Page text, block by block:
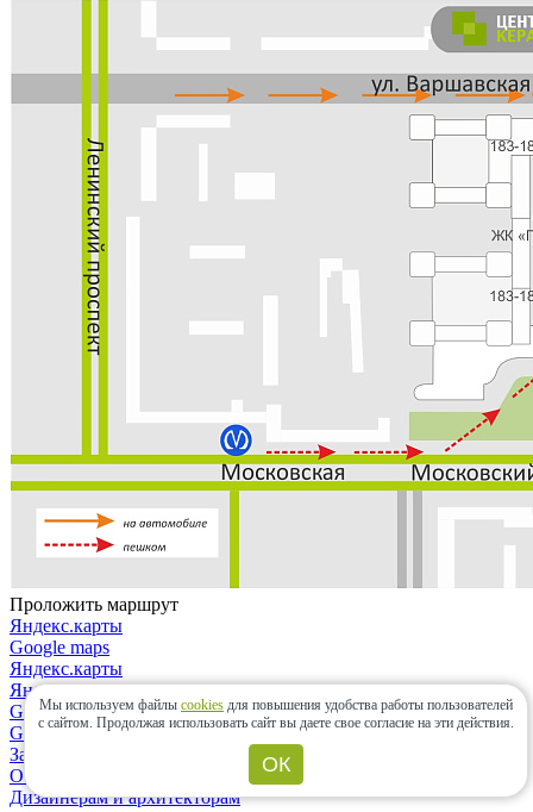
Проложить маршрут
Яндекс.карты
Google maps
Яндекс.карты
Яндекс.навигатор
Google maps
Google maps
Закрыть
О компании
Дизайнерам и архитекторам
Мы используем файлы cookies для повышения удобства работы пользователей
с сайтом. Продолжая использовать сайт вы даете свое согласие на эти действия.
ОК